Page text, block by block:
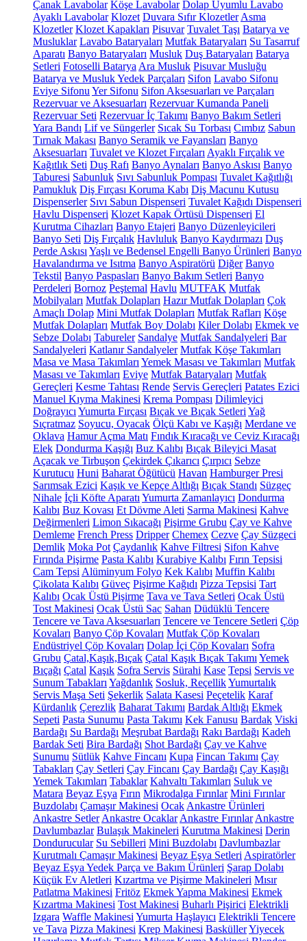
Çanak Lavabolar Köşe Lavabolar Dolap Uyumlu Lavabo
Ayaklı Lavabolar Klozet Duvara Sıfır Klozetler Asma
Klozetler Klozet Kapakları Pisuvar Tuvalet Taşı Batarya ve
Musluklar Lavabo Bataryaları Mutfak Bataryaları Su Tasarruf
Aparatı Banyo Bataryaları Musluk Duş Bataryaları Batarya
Setleri Fotoselli Batarya Ara Musluk Pisuvar Musluğu
Batarya ve Musluk Yedek Parçaları Sifon Lavabo Sifonu
Eviye Sifonu Yer Sifonu Sifon Aksesuarları ve Parçaları
Rezervuar ve Aksesuarları Rezervuar Kumanda Paneli
Rezervuar Seti Rezervuar İç Takımı Banyo Bakım Setleri
Yara Bandı Lif ve Süngerler Sıcak Su Torbası Cımbız Sabun
Tırnak Makası Banyo Seramik ve Fayansları Banyo
Aksesuarları Tuvalet ve Klozet Fırçaları Ayaklı Fırçalık ve
Kağıtlık Seti Duş Rafı Banyo Aynaları Banyo Askısı Banyo
Taburesi Sabunluk Sıvı Sabunluk Pompası Tuvalet Kağıtlığı
Pamukluk Diş Fırçası Koruma Kabı Diş Macunu Kutusu
Dispenserler Sıvı Sabun Dispenseri Tuvalet Kağıdı Dispenseri
Havlu Dispenseri Klozet Kapak Örtüsü Dispenseri El
Kurutma Cihazları Banyo Etajeri Banyo Düzenleyicileri
Banyo Seti Diş Fırçalık Havluluk Banyo Kaydırmazı Duş
Perde Askısı Yaşlı ve Bedensel Engelli Banyo Ürünleri Banyo
Havalandırma ve Isıtma Banyo Aspiratörü Diğer Banyo
Tekstil Banyo Paspasları Banyo Bakım Setleri Banyo
Perdeleri Bornoz Peştemal Havlu MUTFAK Mutfak
Mobilyaları Mutfak Dolapları Hazır Mutfak Dolapları Çok
Amaçlı Dolap Mini Mutfak Dolapları Mutfak Rafları Köşe
Mutfak Dolapları Mutfak Boy Dolabı Kiler Dolabı Ekmek ve
Sebze Dolabı Tabureler Sandalye Mutfak Sandalyeleri Bar
Sandalyeleri Katlanır Sandalyeler Mutfak Köşe Takımları
Masa ve Masa Takımları Yemek Masası ve Takımları Mutfak
Masası ve Takımları Eviye Mutfak Bataryaları Mutfak
Gereçleri Kesme Tahtası Rende Servis Gereçleri Patates Ezici
Manuel Kıyma Makinesi Krema Pompası Dilimleyici
Doğrayıcı Yumurta Fırçası Bıçak ve Bıçak Setleri Yağ
Sıçratmaz Soyucu, Oyacak Ölçü Kabı ve Kaşığı Merdane ve
Oklava Hamur Açma Matı Fındık Kıracağı ve Ceviz Kıracağı
Elek Dondurma Kaşığı Buz Kalıbı Bıçak Bileyici Masat
Açacak ve Tirbuşon Çekirdek Çıkarıcı Çırpıcı Sebze
Kurutucu Huni Baharat Öğütücü Havan Hamburger Presi
Sarımsak Ezici Kaşık ve Kepçe Altlığı Bıçak Standı Süzgeç
Nihale İçli Köfte Aparatı Yumurta Zamanlayıcı Dondurma
Kalıbı Buz Kovası Et Dövme Aleti Sarma Makinesi Kahve
Değirmenleri Limon Sıkacağı Pişirme Grubu Çay ve Kahve
Demleme French Press Dripper Chemex Cezve Çay Süzgeci
Demlik Moka Pot Çaydanlık Kahve Filtresi Sifon Kahve
Fırında Pişirme Pasta Kalıbı Kurabiye Kalıbı Fırın Tepsisi
Cam Tepsi Alüminyum Folyo Kek Kalıbı Muffin Kalıbı
Çikolata Kalıbı Güveç Pişirme Kağıdı Pizza Tepsisi Tart
Kalıbı Ocak Üstü Pişirme Tava ve Tava Setleri Ocak Üstü
Tost Makinesi Ocak Üstü Sac Sahan Düdüklü Tencere
Tencere ve Tava Aksesuarları Tencere ve Tencere Setleri Çöp
Kovaları Banyo Çöp Kovaları Mutfak Çöp Kovaları
Endüstriyel Çöp Kovaları Dolap İçi Çöp Kovaları Sofra
Grubu Çatal,Kaşık,Bıçak Çatal Kaşık Bıçak Takımı Yemek
Bıçağı Çatal Kaşık Sofra Servis Sürahi Kase Tepsi Servis ve
Sunum Tabakları Yağdanlık Sosluk, ReçellikYumurtalık
Servis Maşa Seti Şekerlik Salata Kasesi Peçetelik Karaf
Kürdanlık Çerezlik Baharat Takımı Bardak Altlığı Ekmek
Sepeti Pasta Sunumu Pasta Takımı Kek Fanusu Bardak Viski
Bardağı Su Bardağı Meşrubat Bardağı Rakı Bardağı Kadeh
Bardak Seti Bira Bardağı Shot Bardağı Çay ve Kahve
Sunumu Sütlük Kahve Fincanı Kupa Fincan Takımı Çay
Tabakları Çay Setleri Çay Fincanı Çay Bardağı Çay Kaşığı
Yemek Takımları Tabaklar Kahvaltı Takımları Suluk ve
Matara Beyaz Eşya Fırın Mikrodalga Fırınlar Mini Fırınlar
Buzdolabı Çamaşır Makinesi Ocak Ankastre Ürünleri
Ankastre Setler Ankastre Ocaklar Ankastre Fırınlar Ankastre
Davlumbazlar Bulaşık Makineleri Kurutma Makinesi Derin
Dondurucular Su Sebilleri Mini Buzdolabı Davlumbazlar
Kurutmalı Çamaşır Makinesi Beyaz Eşya Setleri Aspiratörler
Beyaz Eşya Yedek Parça ve Bakım Ürünleri Şarap Dolabı
Küçük Ev Aletleri Kızartma ve Pişirme Makineleri Mısır
Patlatma Makinesi Fritöz Ekmek Yapma Makinesi Ekmek
Kızartma Makinesi Tost Makinesi Buharlı Pişirici Elektrikli
Izgara Waffle Makinesi Yumurta Haşlayıcı Elektrikli Tencere
ve Tava Pizza Makinesi Krep Makinesi BasküllerYiyecek